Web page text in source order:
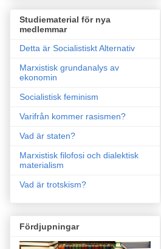
Studiematerial för nya
medlemmar
Detta är Socialistiskt Alternativ
Marxistisk grundanalys av
ekonomin
Socialistisk feminism
Varifrån kommer rasismen?
Vad är staten?
Marxistisk filofosi och dialektisk
materialism
Vad är trotskism?
Fördjupningar